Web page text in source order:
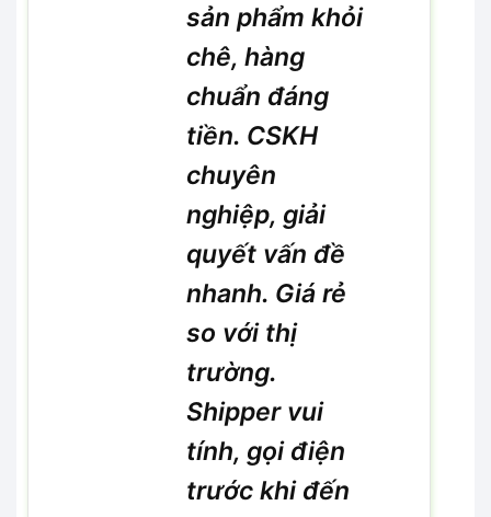
sản phẩm khỏi
chê, hàng
chuẩn đáng
tiền. CSKH
chuyên
nghiệp, giải
quyết vấn đề
nhanh. Giá rẻ
so với thị
trường.
Shipper vui
tính, gọi điện
trước khi đến